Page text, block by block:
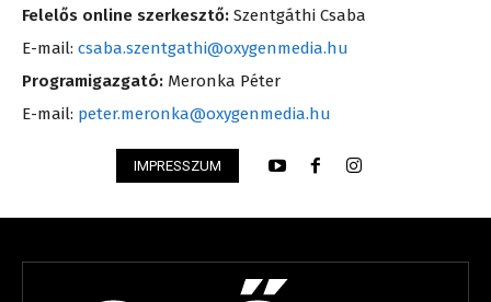
Felelős online szerkesztő: Szentgáthi Csaba
E-mail: csaba.szentgathi@oxygenmedia.hu
Programigazgató: Meronka Péter
E-mail: peter.meronka@oxygenmedia.hu
IMPRESSZUM